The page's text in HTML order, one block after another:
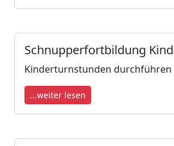
Schnupperfortbildung
Kinderturnstunden durchführen
...weiter lesen